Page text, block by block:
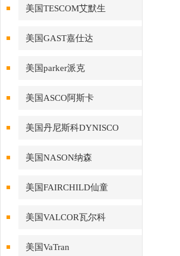
美国TESCOM艾默生
美国GAST嘉仕达
美国parker派克
美国ASCO阿斯卡
美国丹尼斯科DYNISCO
美国NASON纳森
美国FAIRCHILD仙童
美国VALCOR瓦尔科
美国VaTran